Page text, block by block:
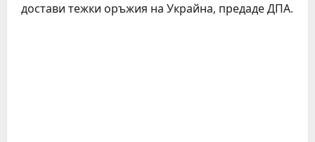
достави тежки оръжия на Украйна, предаде ДПА.